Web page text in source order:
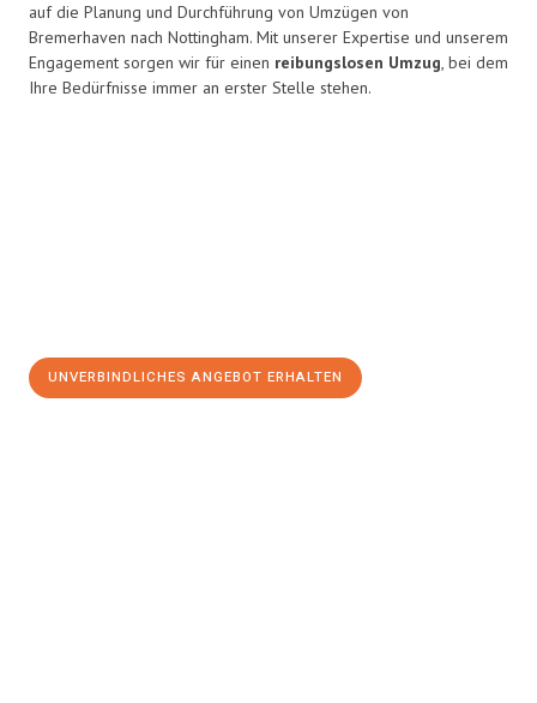
auf die Planung und Durchführung von Umzügen von
Bremerhaven nach Nottingham. Mit unserer Expertise und unserem
Engagement sorgen wir für einen reibungslosen Umzug, bei dem
Ihre Bedürfnisse immer an erster Stelle stehen.
UNVERBINDLICHES ANGEBOT ERHALTEN